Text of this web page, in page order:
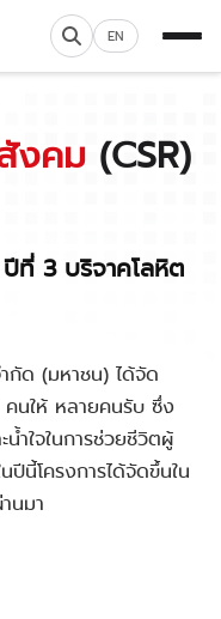
EN
งคม (CSR)
ที่ 3 บริจาคโลหิต
กัด (มหาชน) ได้จัด
คนให้ หลายคนรับ ซึ่ง
ำใจในการช่วยชีวิตผู้
ปีนี้โครงการได้จัดขึ้นใน
นมา